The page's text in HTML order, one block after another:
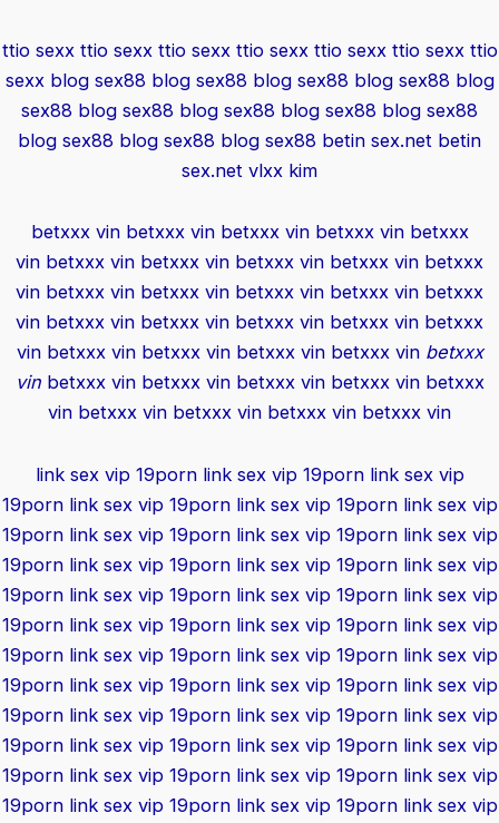
ttio sexx ttio sexx ttio sexx ttio sexx ttio sexx ttio sexx ttio
sexx blog sex88 blog sex88 blog sex88 blog sex88 blog
sex88 blog sex88 blog sex88 blog sex88 blog sex88
blog sex88 blog sex88 blog sex88 betin sex.net betin
sex.net vlxx kim
betxxx vin betxxx vin betxxx vin betxxx vin betxxx
vin betxxx vin betxxx vin betxxx vin betxxx vin betxxx
vin betxxx vin betxxx vin betxxx vin betxxx vin betxxx
vin betxxx vin betxxx vin betxxx vin betxxx vin betxxx
vin betxxx vin betxxx vin betxxx vinbetxxx vin betxxx
vin betxxx vin betxxx vin betxxx vin betxxx vin betxxx
vin betxxx vin betxxx vin betxxx vin betxxx vin
link sex vip 19porn link sex vip 19porn link sex vip
19porn link sex vip 19porn link sex vip 19porn link sex vip
19porn link sex vip 19porn link sex vip 19porn link sex vip
19porn link sex vip 19porn link sex vip 19porn link sex vip
19porn link sex vip 19porn link sex vip 19pornlink sex vip
19porn link sex vip 19porn link sex vip 19porn link sex vip
19porn link sex vip 19porn link sex vip 19porn link sex vip
19porn link sex vip 19porn link sex vip 19porn link sex vip
19porn link sex vip 19porn link sex vip 19porn link sex vip
19porn link sex vip 19porn link sex vip 19porn link sex vip
19porn link sex vip 19porn link sex vip 19porn link sex vip
19porn link sex vip 19porn link sex vip 19porn link sex vip